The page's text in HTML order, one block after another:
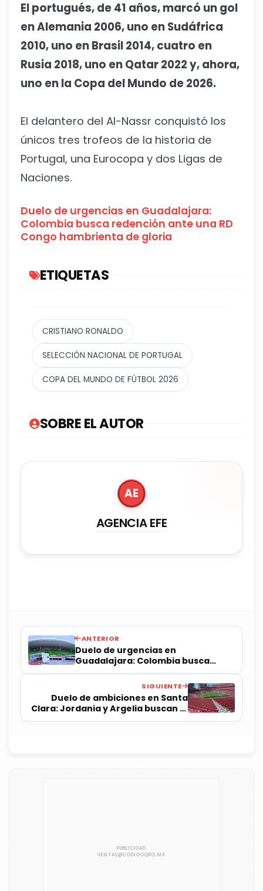
El portugués, de 41 años, marcó un gol
en Alemania 2006, uno en Sudáfrica
2010, uno en Brasil 2014, cuatro en
Rusia 2018, uno en Qatar 2022 y, ahora,
uno en la Copa del Mundo de 2026.
El delantero del Al-Nassr conquistó los
únicos tres trofeos de la historia de
Portugal, una Eurocopa y dos Ligas de
Naciones.
Duelo de urgencias en Guadalajara:
Colombia busca redención ante una RD
Congo hambrienta de gloria
ETIQUETAS
CRISTIANO RONALDO
SELECCIÓN NACIONAL DE PORTUGAL
COPA DEL MUNDO DE FÚTBOL 2026
SOBRE EL AUTOR
AE
AGENCIA EFE
ANTERIOR
Duelo de urgencias en
Guadalajara: Colombia busca
redención ante una RD Congo
hambrienta de gloria
SIGUIENTE
Duelo de ambiciones en Santa
Clara: Jordania y Argelia buscan la
gloria en el Levi's Stadium